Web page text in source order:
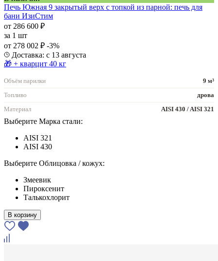
Печь Южная 9 закрытый верх с топкой из парной: печь для
бани ИзиСтим
от 286 600 ₽
за 1 шт
от 278 002 ₽ -3%
Доставка: с 13 августа
🎁 + кварцит 40 кг
Объём парилки
9 м³
Топливо
дрова
Материал
AISI 430 / AISI 321
Выберите Марка стали:
AISI 321
AISI 430
Выберите Облицовка / кожух:
Змеевик
Пироксенит
Талькохлорит
В корзину